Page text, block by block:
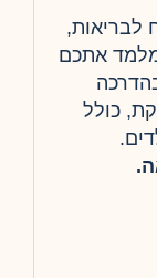
אתכם
כולל